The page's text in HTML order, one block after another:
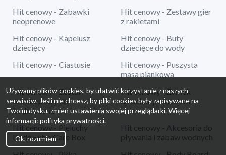
Hit cenowy - Zabawki
neoprenowe
Hit cenowy - Zestawy gier
z rakietami
Hit cenowy - Kapelusz
dziecięcy
Hit cenowy - Buty
dziecięce do wody
Hit cenowy - Ciastusie
Hit cenowy - Puszysta
masa piankowa
Hit cenowy - Zestaw
teleskopowy do
badmintona
Hit cenowy - Zamek
dmuchany z koszem
Hit cenowy - Pieluchy
Dada Extra Care Box
Hit cenowy - Akcesoria do
pływania i zabaw wodnych
Używamy plików cookies, by ułatwić korzystanie z naszych
serwisów. Jeśli nie chcesz, by pliki cookies były zapisywane na
Twoim dysku, zmień ustawienia swojej przeglądarki. Więcej
informacji: polityka prywatności.
Ok, rozumiem